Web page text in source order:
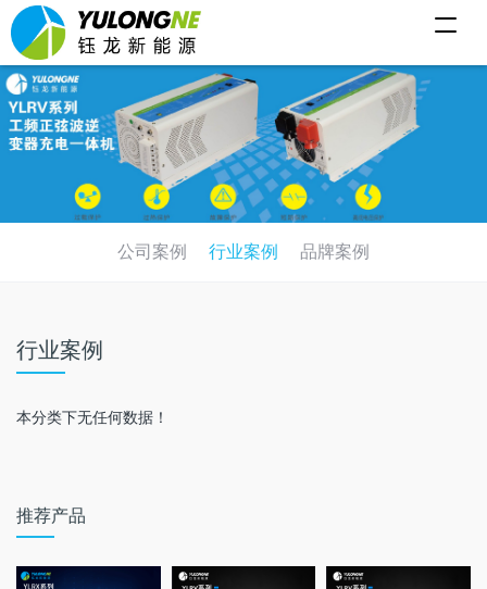
T
g
a
公司案例 行业案例 品牌案例
行业案例
本分类下无任何数据！
推荐产品